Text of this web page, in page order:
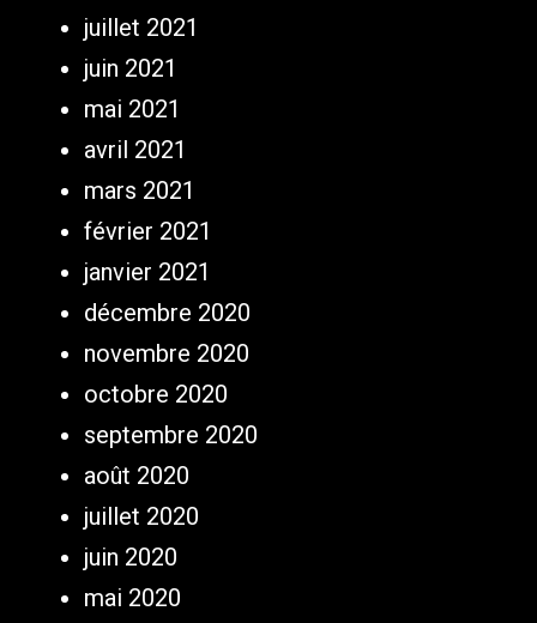
juillet 2021
juin 2021
mai 2021
avril 2021
mars 2021
février 2021
janvier 2021
décembre 2020
novembre 2020
octobre 2020
septembre 2020
août 2020
juillet 2020
juin 2020
mai 2020